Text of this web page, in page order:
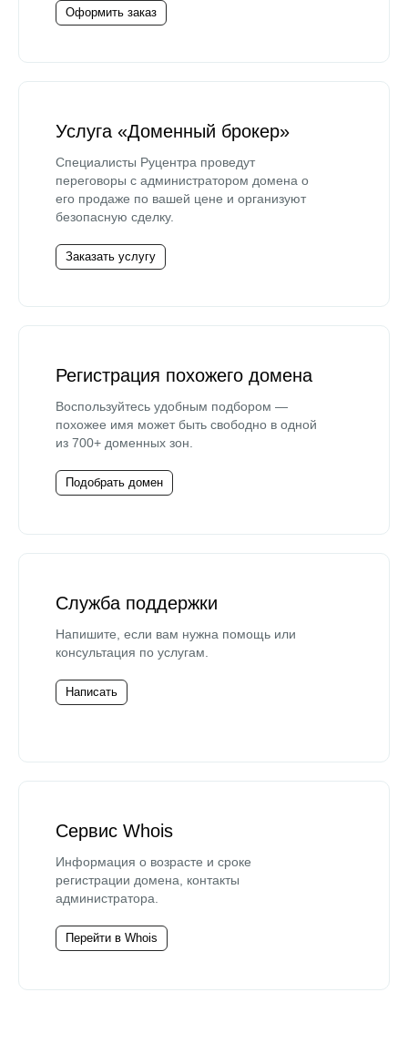
Оформить заказ
Услуга «Доменный брокер»
Специалисты Руцентра проведут
переговоры с администратором домена о
его продаже по вашей цене и организуют
безопасную сделку.
Заказать услугу
Регистрация похожего домена
Воспользуйтесь удобным подбором —
похожее имя может быть свободно в одной
из 700+ доменных зон.
Подобрать домен
Служба поддержки
Напишите, если вам нужна помощь или
консультация по услугам.
Написать
Сервис Whois
Информация о возрасте и сроке
регистрации домена, контакты
администратора.
Перейти в Whois